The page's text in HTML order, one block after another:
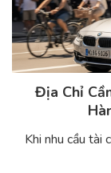
Địa Chỉ
Khi nhu cầu tài